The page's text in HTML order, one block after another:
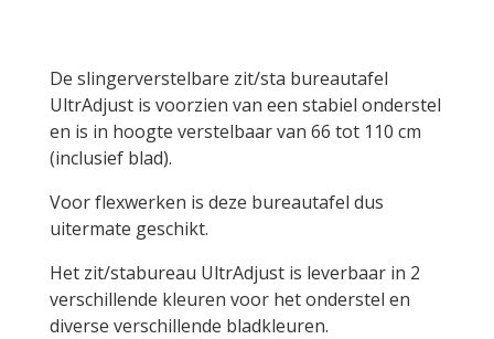
De slingerverstelbare zit/sta bureautafel
UltrAdjust is voorzien van een stabiel onderstel
en is in hoogte verstelbaar van 66 tot 110 cm
(inclusief blad).
Voor flexwerken is deze bureautafel dus
uitermate geschikt.
Het zit/stabureau UltrAdjust is leverbaar in 2
verschillende kleuren voor het onderstel en
diverse verschillende bladkleuren.